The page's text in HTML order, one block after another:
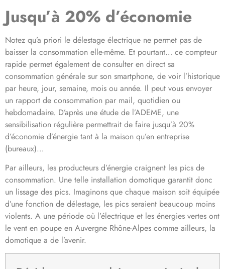
Jusqu’à 20% d’économie
Notez qu’a priori le délestage électrique ne permet pas de
baisser la consommation elle-même. Et pourtant… ce compteur
rapide permet également de consulter en direct sa
consommation générale sur son smartphone, de voir l’historique
par heure, jour, semaine, mois ou année. Il peut vous envoyer
un rapport de consommation par mail, quotidien ou
hebdomadaire. D’après une étude de l’ADEME, une
sensibilisation régulière permettrait de faire jusqu’à 20%
d’économie d’énergie tant à la maison qu’en entreprise
(bureaux)…
Par ailleurs, les producteurs d’énergie craignent les pics de
consommation. Une telle installation domotique garantit donc
un lissage des pics. Imaginons que chaque maison soit équipée
d’une fonction de délestage, les pics seraient beaucoup moins
violents. A une période où l’électrique et les énergies vertes ont
le vent en poupe en Auvergne Rhône-Alpes comme ailleurs, la
domotique a de l’avenir.